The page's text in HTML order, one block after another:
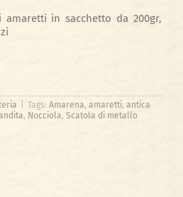
amaretti in sacchetto da 200gr,
Tags: Amarena, amaretti, antica
, Nocciola, Scatola di metallo